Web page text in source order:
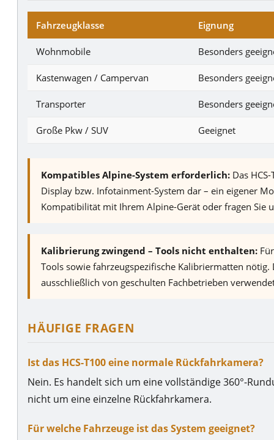
Fahrzeugklasse Eignung
Wohnmobile Besonders
Kastenwagen / Campervan Besonders
Transporter Besonders
Große Pkw / SUV Geeignet
Kompatibles Alpine-System erforderlich: Das
Display bzw. Infotainment-System dar – ein eigener
Kompatibilität mit Ihrem Alpine-Gerät oder fragen Sie
Kalibrierung zwingend – Tools nicht enthalten:
Tools sowie fahrzeugspezifische Kalibriermatten nötig.
ausschließlich von geschulten Fachbetrieben
HÄUFIGE FRAGEN
Ist das HCS-T100 eine normale Rückfahrkamera?
Nein. Es handelt sich um eine vollständige 360°-
nicht um eine einzelne Rückfahrkamera.
Für welche Fahrzeuge ist das System geeignet?